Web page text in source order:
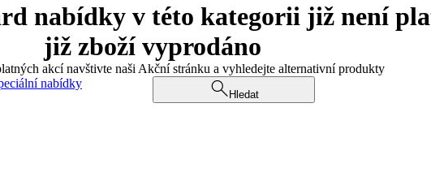
nabídky v této kategorii již není
již zboží vyprodáno
akcí navštivte naši Akční stránku a vyhledejte alternativní produkty
nabídky
Hledat